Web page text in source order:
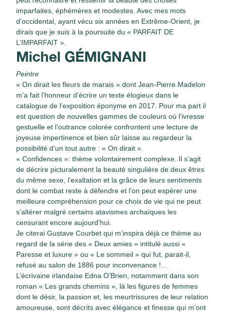
imparfaites, éphémères et modestes. Avec mes mots
d’occidental, ayant vécu six années en Extrême-Orient, je
dirais que je suis à la poursuite du « PARFAIT DE
L’IMPARFAIT ».
Michel GÉMIGNANI
Peintre
« On dirait les fleurs de marais » dont Jean-Pierre Madelon
m’a fait l’honneur d’écrire un texte élogieux dans le
catalogue de l’exposition éponyme en 2017. Pour ma part il
est question de nouvelles gammes de couleurs où l’ivresse
gestuelle et l’outrance colorée confrontent une lecture de
joyeuse impertinence et bien sûr laisse au regardeur la
possibilité d’un tout autre : « On dirait ».
« Confidences »: thème volontairement complexe. Il s’agit
de décrire picturalement la beauté singulière de deux êtres
du même sexe, l’exaltation et la grâce de leurs sentiments
dont le combat reste à défendre et l’on peut espérer une
meilleure compréhension pour ce choix de vie qui ne peut
s’altérer malgré certains atavismes archaïques les
censurant encore aujourd’hui.
Je citerai Gustave Courbet qui m’inspira déjà ce thème au
regard de la série des « Deux amies » intitulé aussi «
Paresse et luxure » ou « Le sommeil » qui fut, parait-il,
refusé au salon de 1886 pour inconvenance !…
L’écrivaine irlandaise Edna O’Brien, notamment dans son
roman « Les grands chemins », là les figures de femmes
dont le désir, la passion et, les meurtrissures de leur relation
amoureuse, sont décrits avec élégance et finesse qui m’ont